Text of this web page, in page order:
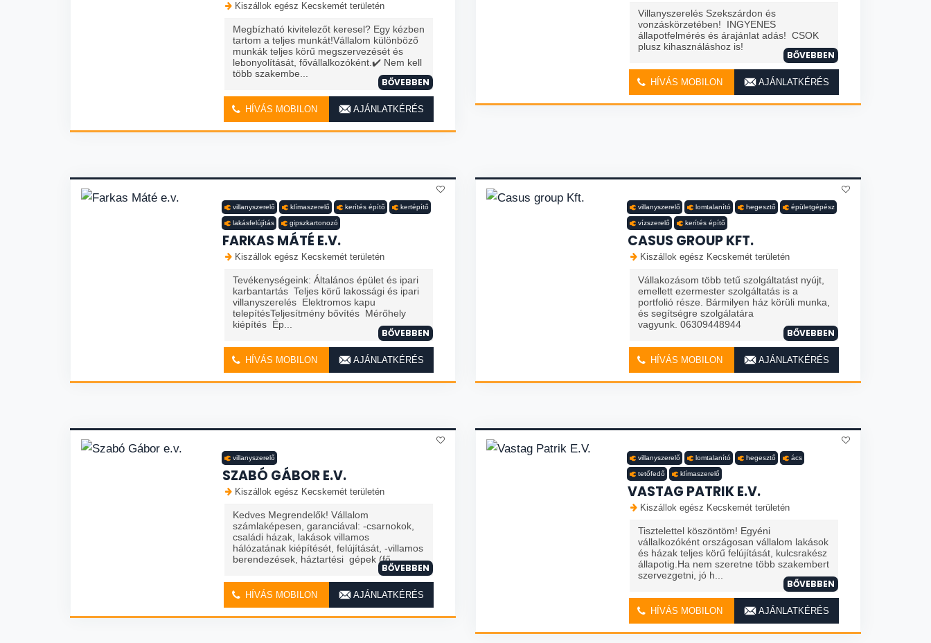
Kiszállok egész Kecskemét területén
Megbízható kivitelezőt keresel? Egy kézben
tartom a teljes munkát!Vállalom különböző
munkák teljes körű megszervezését és
lebonyolítását, fővállalkozóként.✔️ Nem kell
több szakembe...
BŐVEBBEN
HÍVÁS MOBILON AJÁNLATKÉRÉS
Villanyszerelés Szekszárdon és
vonzáskörzetében! INGYENES
állapotfelmérés és árajánlat adás! CSOK
plusz kihasználáshoz is!
BŐVEBBEN
HÍVÁS MOBILON AJÁNLATKÉRÉS
villanyszerelő klímaszerelő kerítés építő kertépítő
lakásfelújítás gipszkartonozó
FARKAS MÁTÉ E.V.
Kiszállok egész Kecskemét területén
Tevékenységeink: Általános épület és ipari
karbantartás Teljes körű lakossági és ipari
villanyszerelés Elektromos kapu
telepítésTeljesítmény bővítés Mérőhely
kiépítés Ép...
BŐVEBBEN
HÍVÁS MOBILON AJÁNLATKÉRÉS
villanyszerelő lomtalanító hegesztő épületgépész
vízszerelő kerítés építő
CASUS GROUP KFT.
Kiszállok egész Kecskemét területén
Vállakozásom több tetű szolgáltatást nyújt,
emellett ezermester szolgáltatás is a
portfolió része. Bármilyen ház körüli munka,
és segítségre szolgálatára
vagyunk. 06309448944
BŐVEBBEN
HÍVÁS MOBILON AJÁNLATKÉRÉS
villanyszerelő
SZABÓ GÁBOR E.V.
Kiszállok egész Kecskemét területén
Kedves Megrendelők! Vállalom
számlaképesen, garanciával: -csarnokok,
családi házak, lakások villamos
hálózatának kiépítését, felújítását, -villamos
berendezések, háztartési gépek (fő
BŐVEBBEN
HÍVÁS MOBILON AJÁNLATKÉRÉS
villanyszerelő lomtalanító hegesztő ács
tetőfedő klímaszerelő
VASTAG PATRIK E.V.
Kiszállok egész Kecskemét területén
Tisztelettel köszöntöm! Egyéni
vállalkozóként országosan vállalom lakások
és házak teljes körű felújítását, kulcsrakész
állapotig.Ha nem szeretne több szakembert
szervezgetni, jó h...
BŐVEBBEN
HÍVÁS MOBILON AJÁNLATKÉRÉS